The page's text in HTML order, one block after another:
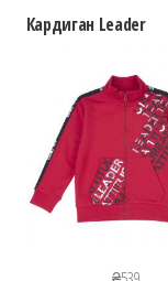
Кардиган Leader